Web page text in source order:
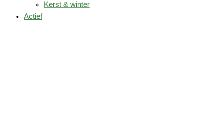
Kerst & winter
Actief